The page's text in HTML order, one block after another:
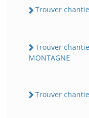
Trouver
Trouver
MONTAGNE
Trouver